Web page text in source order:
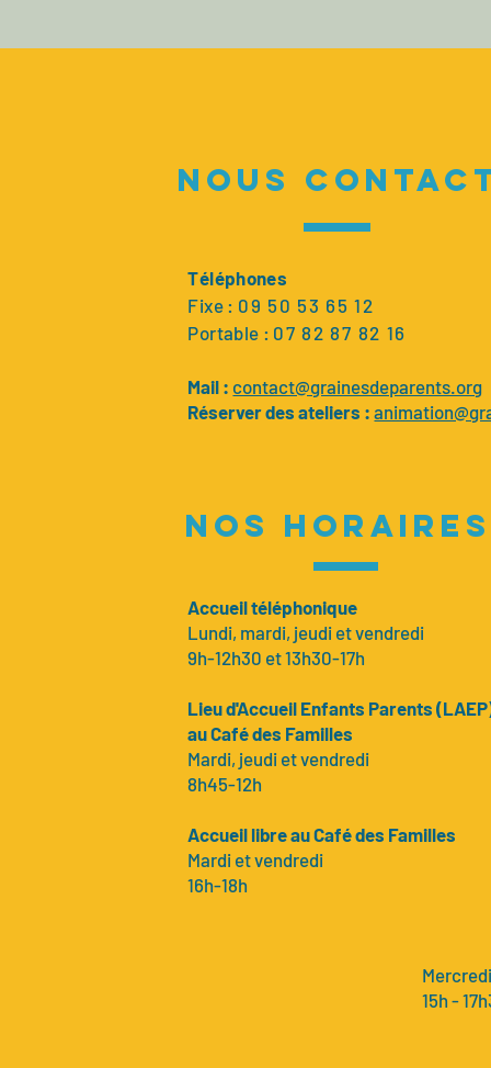
NOUS
Téléphones
Fixe : 09 50 53 65 12
Portable : 07 82 87 82 16
Mail : contact@grainesdeparents.org
Réserver des ateliers :
nos horaires
Accueil téléphonique
Lundi, mardi, jeudi et vendredi
9h-12h30 et 13h30-17h
Lieu d'Accueil Enfants Parents
au Café des Familles
Mardi, jeudi et vendredi
8h45-12h
Accueil libre au Café des Familles
Mardi et vendredi
16h-18h
Mercredi
15h -